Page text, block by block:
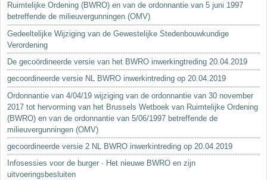
Ruimtelijke Ordening (BWRO) en van de ordonnantie van 5 juni 1997
betreffende de milieuvergunningen (OMV)
Gedeeltelijke Wijziging van de Gewestelijke Stedenbouwkundige
Verordening
De gecoördineerde versie van het BWRO inwerkingtreding 20.04.2019
gecoordineerde versie NL BWRO inwerkintreding op 20.04.2019
Ordonnantie van 4/04/19 wijziging van de ordonnantie van 30 november
2017 tot hervorming van het Brussels Wetboek van Ruimtelijke Ordening
(BWRO) en van de ordonnantie van 5/06/1997 betreffende de
milieuvergunningen (OMV)
gecoordineerde versie 2 NL BWRO inwerkintreding op 20.04.2019
Infosessies voor de burger · Het nieuwe BWRO en zijn
uitvoeringsbesluiten